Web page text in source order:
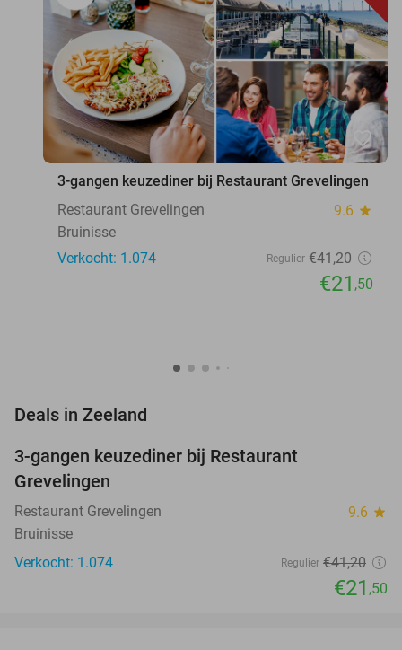
favorite_border
3-gangen keuzediner bij Restaurant Grevelingen
Restaurant Grevelingen
9.6 star
Bruinisse
Verkocht: 1.074
Regulier €41,20
€21 ,50
Deals in Zeeland
3-gangen keuzediner bij Restaurant
Grevelingen
Restaurant Grevelingen 9.6 star
Bruinisse
Verkocht: 1.074
Regulier €41,20
€21 ,50